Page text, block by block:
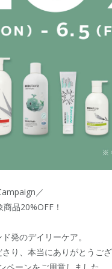
／
品20%OFF！
発のデイリーケア。
り、 本当にありがとうご